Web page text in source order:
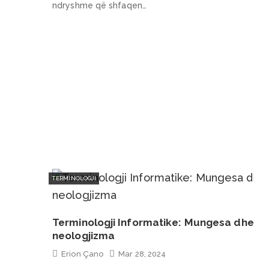
ndryshme që shfaqen…
TERMINOLOGJI
Terminologji Informatike: Mungesa dhe
neologjizma
Erion Çano Mar 28, 2024